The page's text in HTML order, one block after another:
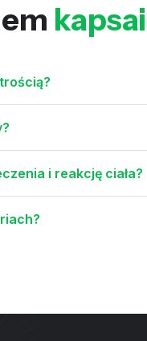
i reakcję ciała?